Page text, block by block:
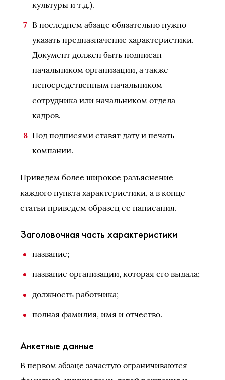
культуры и т.д.).
В последнем абзаце обязательно нужно
указать предназначение характеристики.
Документ должен быть подписан
начальником организации, а также
непосредственным начальником
сотрудника или начальником отдела
кадров.
Под подписями ставят дату и печать
компании.
Приведем более широкое разъяснение
каждого пункта характеристики, а в конце
статьи приведем образец ее написания.
Заголовочная часть характеристики
название;
название организации, которая его выдала;
должность работника;
полная фамилия, имя и отчество.
Анкетные данные
В первом абзаце зачастую ограничиваются